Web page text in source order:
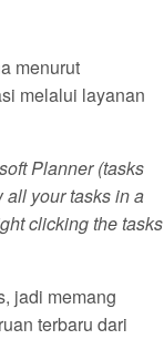
menurut
melalui layanan
Planner (tasks
all your tasks in a
clicking the tasks
jadi memang
terbaru dari